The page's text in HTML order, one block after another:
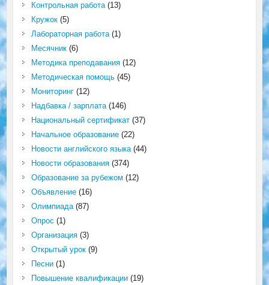
Контрольная работа(13)
Кружок(5)
Лабораторная работа(1)
Месячник(6)
Методика преподавания(12)
Методическая помощь(45)
Мониторинг(12)
Надбавка / зарплата(146)
Национальный сертификат(37)
Начальное образование(22)
Новости английского языка(44)
Новости образования(374)
Образование за рубежом (12)
Объявление(16)
Олимпиада(87)
Опрос (1)
Организация(3)
Открытый урок(9)
Песни(1)
Повышение квалификации(19)